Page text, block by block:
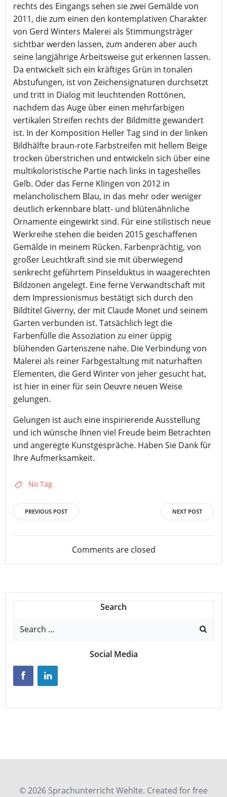
rechts des Eingangs sehen sie zwei Gemälde von
2011, die zum einen den kontemplativen Charakter
von Gerd Winters Malerei als Stimmungsträger
sichtbar werden lassen, zum anderen aber auch
seine langjährige Arbeitsweise gut erkennen lassen.
Da entwickelt sich ein kräftiges Grün in tonalen
Abstufungen, ist von Zeichensignaturen durchsetzt
und tritt in Dialog mit leuchtenden Rottönen,
nachdem das Auge über einen mehrfarbigen
vertikalen Streifen rechts der Bildmitte gewandert
ist. In der Komposition Heller Tag sind in der linken
Bildhälfte braun-rote Farbstreifen mit hellem Beige
trocken überstrichen und entwickeln sich über eine
multikoloristische Partie nach links in tageshelles
Gelb. Oder das Ferne Klingen von 2012 in
melancholischem Blau, in das mehr oder weniger
deutlich erkennbare blatt- und blütenähnliche
Ornamente eingewirkt sind. Für eine stilistisch neue
Werkreihe stehen die beiden 2015 geschaffenen
Gemälde in meinem Rücken. Farbenprächtig, von
großer Leuchtkraft sind sie mit überwiegend
senkrecht geführtem Pinselduktus in waagerechten
Bildzonen angelegt. Eine ferne Verwandtschaft mit
dem Impressionismus bestätigt sich durch den
Bildtitel Giverny, der mit Claude Monet und seinem
Garten verbunden ist. Tatsächlich legt die
Farbenfülle die Assoziation zu einer üppig
blühenden Gartenszene nahe. Die Verbindung von
Malerei als reiner Farbgestaltung mit naturhaften
Elementen, die Gerd Winter von jeher gesucht hat,
ist hier in einer für sein Oeuvre neuen Weise
gelungen.
Gelungen ist auch eine inspirierende Ausstellung
und ich wünsche Ihnen viel Freude beim Betrachten
und angeregte Kunstgespräche. Haben Sie Dank für
Ihre Aufmerksamkeit.
No Tag
Beitrags-
Navigation
PREVIOUS POST
Beitrags-
Navigation
NEXT POST
Comments are closed
Search
Search
Social Media
© 2026 Sprachunterricht Wehlte. Created for free